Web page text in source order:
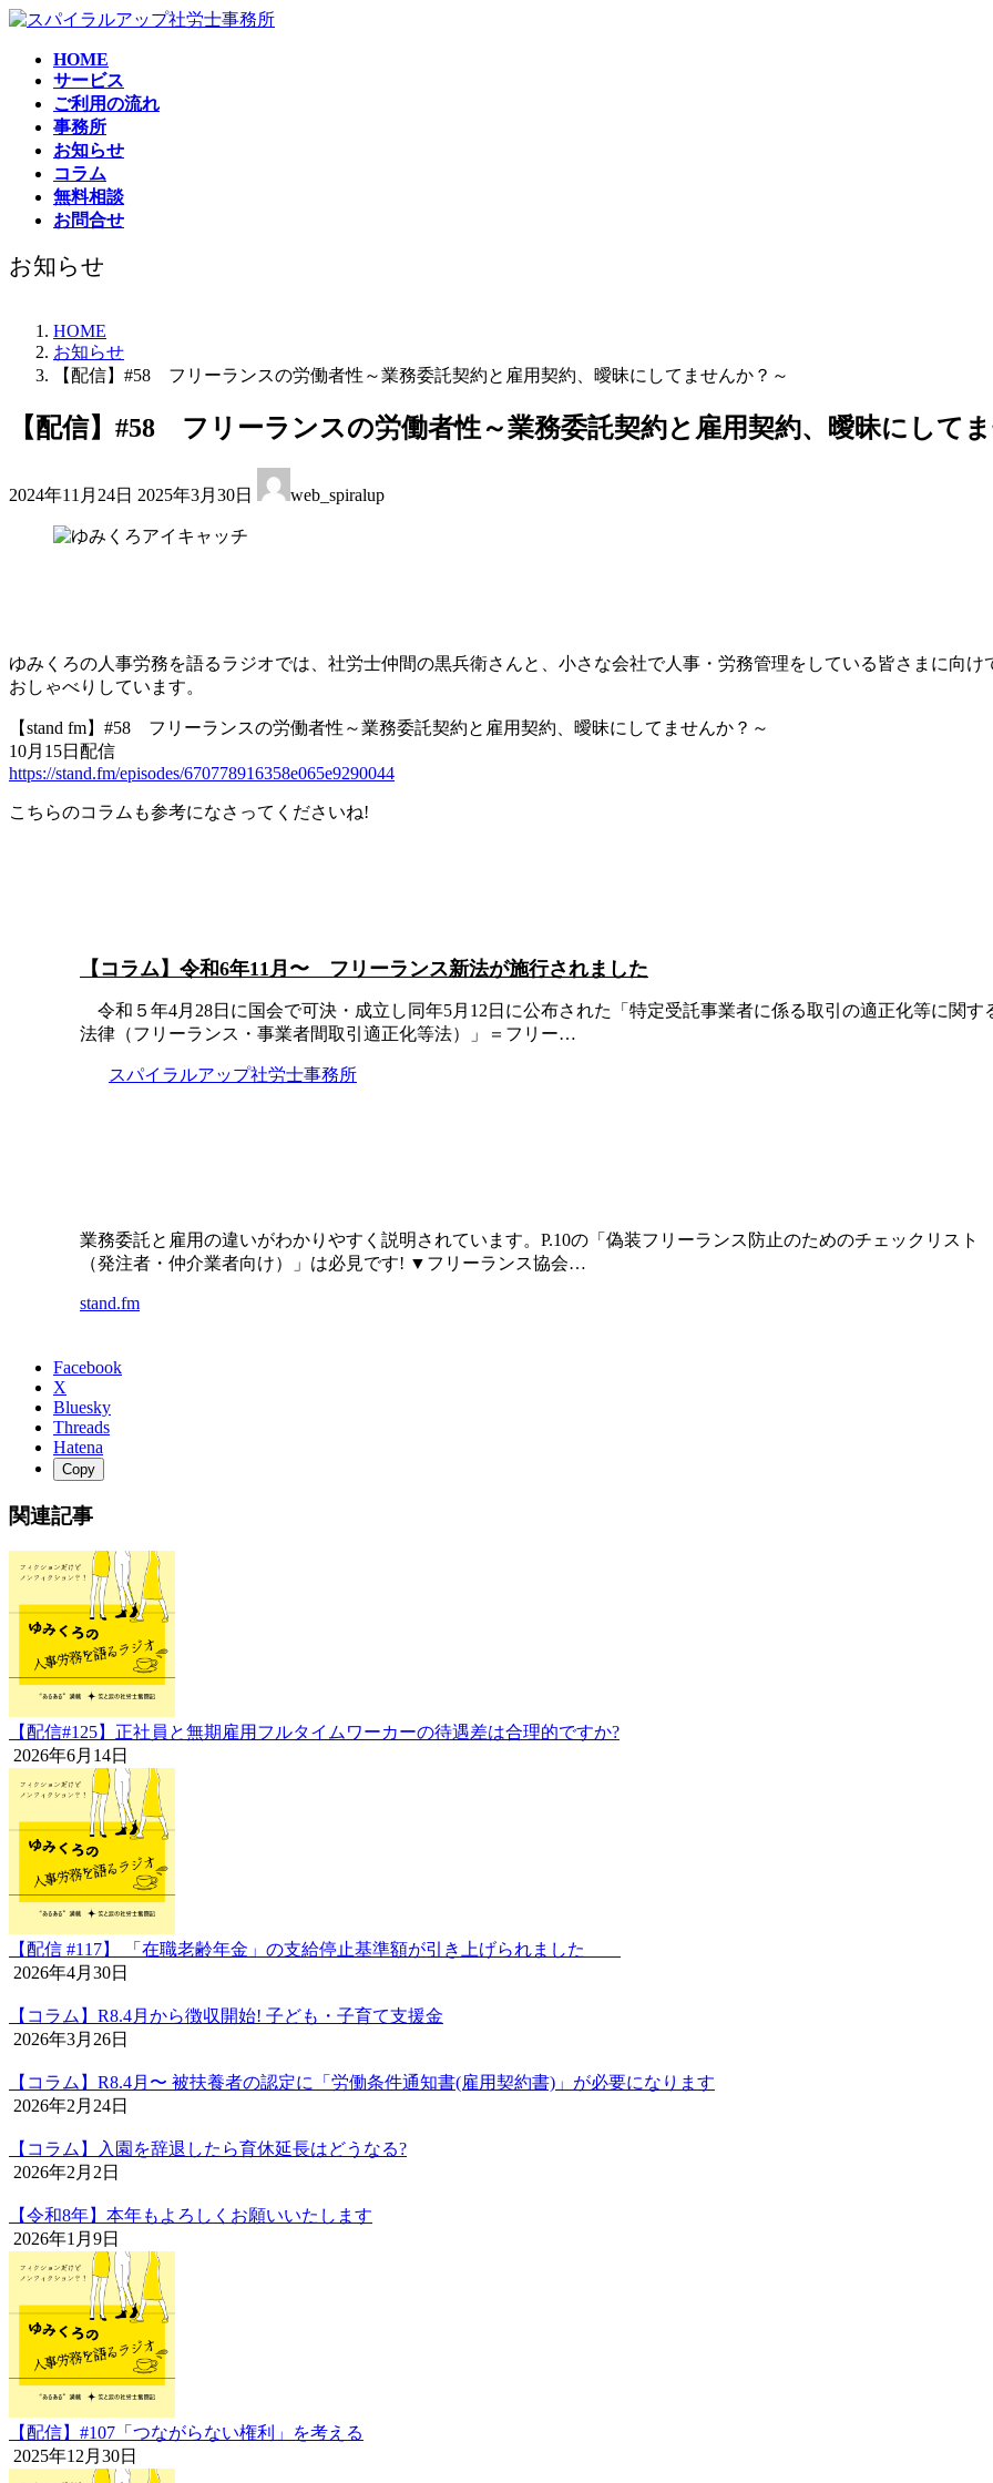
コ
ナ
HOME
サービス
ご利用の流れ
事務所
お知らせ
コラム
無料相談
お問合せ
お知らせ
HOME
お知らせ
【配信】#58 フリーランスの労働者性～業務委託契約と雇用契約、曖昧にしてませんか？～
【配信】#58 フリーランスの労働者性～業務委託契約と雇用契約、曖昧にして
2024年11月24日 終
新
2025年3月30日 web_spiralup
ゆみくろの人事労務を語るラジオでは、社労士仲間の黒兵衛さんと、小さな会社で人事・労務管理をしている皆さまに向
おしゃべりしています。
【stand fm】#58 フリーランスの労働者性～業務委託契約と雇用契約、曖昧にしてませんか？～
10月15日配信
https://stand.fm/episodes/670778916358e065e9290044
こちらのコラムも参考になさってくださいね!
【コラム】令和6年11月〜 フリーランス新法が施行されました
令和５年4月28日に国会で可決・成立し同年5月12日に公布された「特定受託事業者に係る取引の適正化等に関す
法律（フリーランス・事業者間取引適正化等法）」＝フリー…
スパイラルアップ社労士事務所
業務委託と雇用の違いがわかりやすく説明されています。P.10の「偽装フリーランス防止のためのチェックリスト
（発注者・仲介業者向け）」は必見です! ▼フリーランス協会…
stand.fm
Facebook
X
Bluesky
Threads
Hatena
Copy
関連記事
【配信#125】正社員と無期雇用フルタイムワーカーの待遇差は合理的ですか?
2026年6月14日
【配信 #117】 「在職老齢年金」の支給停止基準額が引き上げられました
2026年4月30日
【コラム】R8.4月から徴収開始! 子ども・子育て支援金
2026年3月26日
【コラム】R8.4月〜 被扶養者の認定に「労働条件通知書(雇用契約書)」が必要になります
2026年2月24日
【コラム】入園を辞退したら育休延長はどうなる?
2026年2月2日
【令和8年】本年もよろしくお願いいたします
2026年1月9日
【配信】#107「つながらない権利」を考える
2025年12月30日